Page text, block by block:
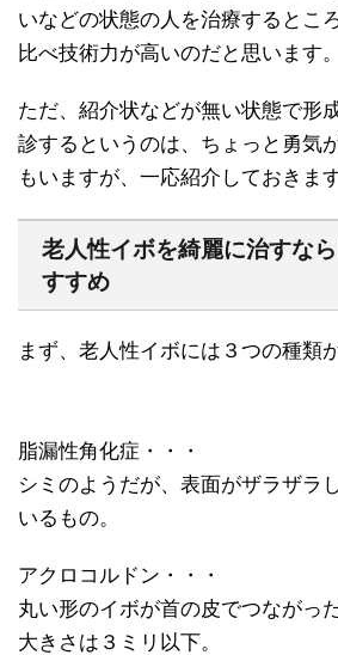
いなどの状態の人を治療するとこ
比べ技術力が高いのだと思います。
ただ、紹介状などが無い状態で形
診するというのは、ちょっと勇気
もいますが、一応紹介しておきます
老人性イボを綺麗に治すな
すすめ
まず、老人性イボには３つの種類
脂漏性角化症・・・
シミのようだが、表面がザラザラ
いるもの。
アクロコルドン・・・
丸い形のイボが首の皮でつながっ
大きさは３ミリ以下。